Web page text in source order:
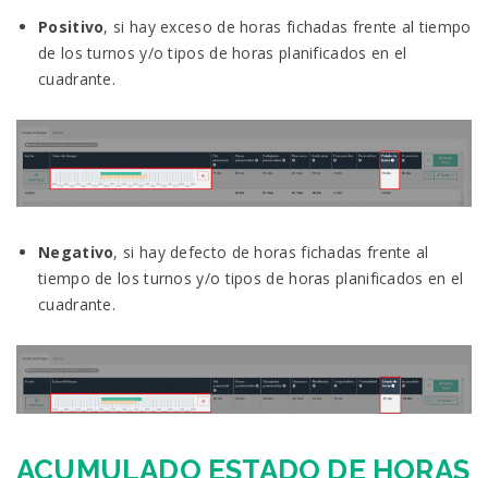
Positivo, si hay exceso de horas fichadas frente al tiempo
de los turnos y/o tipos de horas planificados en el
cuadrante.
Negativo, si hay defecto de horas fichadas frente al
tiempo de los turnos y/o tipos de horas planificados en el
cuadrante.
ACUMULADO ESTADO DE HORAS